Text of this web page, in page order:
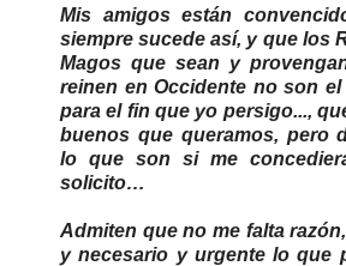
Mis amigos están
siempre sucede así, y que los
Magos que sean y
reinen en Occidente no son
para el fin que yo persigo...,
buenos que queramos, pero
lo que son si me
solicito…
Admiten que no me falta
y necesario y urgente lo que